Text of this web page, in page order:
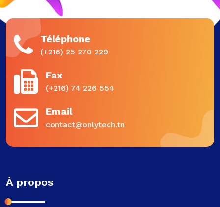
Téléphone
(+216) 25 270 229
Fax
(+216) 74 226 554
Email
contact@onlytech.tn
À propos